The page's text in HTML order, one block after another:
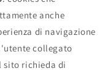
anche
di navigazione
collegato
sito richieda di